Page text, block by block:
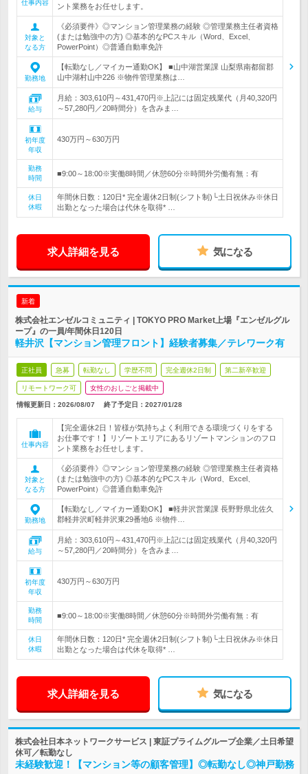
仕事内容 ント業務をお任せします。
対象と
なる方
《必須要件》◎マンション管理業務の経験 ◎管理業務主任者資格
(または勉強中の方) ◎基本的なPCスキル（Word、Excel、
PowerPoint）◎普通自動車免許
勤務地
【転勤なし／マイカー通勤OK】 ■山中湖営業課 山梨県南都留郡
山中湖村山中226 ※物件管理業務は…
給与
月給：303,610円～431,470円※上記には固定残業代（月40,320円
～57,280円／20時間分）を含みま…
初年度
年収
430万円～630万円
勤務
時間
■9:00～18:00※実働8時間／休憩60分※時間外労働有無：有
休日
休暇
年間休日数：120日* 完全週休2日制(シフト制)└土日祝休み※休日
出勤となった場合は代休を取得* …
求人詳細を見る 気になる
新着
株式会社エンゼルコミュニティ | TOKYO PRO Market上場『エンゼルグル
ープ』の一員/年間休日120日
軽井沢【マンション管理フロント】経験者募集／テレワーク有
正社員 急募 転勤なし 学歴不問 完全週休2日制 第二新卒歓迎
リモートワーク可 女性のおしごと掲載中
情報更新日：2026/08/07 終了予定日： 2027/01/28
仕事内容
【完全週休2日！皆様が気持ちよく利用できる環境づくりをする
お仕事です！】リゾートエリアにあるリゾートマンションのフロ
ント業務をお任せします。
対象と
なる方
《必須要件》◎マンション管理業務の経験 ◎管理業務主任者資格
(または勉強中の方) ◎基本的なPCスキル（Word、Excel、
PowerPoint）◎普通自動車免許
勤務地
【転勤なし／マイカー通勤OK】 ■軽井沢営業課 長野野県北佐久
郡軽井沢町軽井沢東29番地6 ※物件…
給与
月給：303,610円～431,470円※上記には固定残業代（月40,320円
～57,280円／20時間分）を含みま…
初年度
年収
430万円～630万円
勤務
時間
■9:00～18:00※実働8時間／休憩60分※時間外労働有無：有
休日
休暇
年間休日数：120日* 完全週休2日制(シフト制)└土日祝休み※休日
出勤となった場合は代休を取得* …
求人詳細を見る 気になる
株式会社日本ネットワークサービス | 東証プライムグループ企業／土日希望
休可／転勤なし
未経験歓迎！【マンション等の顧客管理】◎転勤なし◎神戸勤務